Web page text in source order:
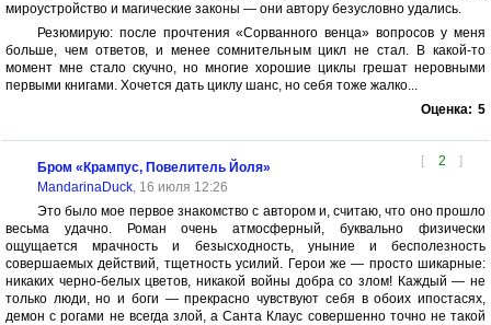
мироустройство и магические законы — они автору безусловно удались.
Резюмирую: после прочтения «Сорванного венца» вопросов у меня
больше, чем ответов, и менее сомнительным цикл не стал. В какой-то
момент мне стало скучно, но многие хорошие циклы грешат неровными
первыми книгами. Хочется дать циклу шанс, но себя тоже жалко...
Оценка: 5
[ 2 ]
Бром «Крампус, Повелитель Йоля»
MandarinaDuck, 16 июля 12:26
Это было мое первое знакомство с автором и, считаю, что оно прошло
весьма удачно. Роман очень атмосферный, буквально физически
ощущается мрачность и безысходность, уныние и бесполезность
совершаемых действий, тщетность усилий. Герои же — просто шикарные:
никаких черно-белых цветов, никакой войны добра со злом! Каждый — не
только люди, но и боги — прекрасно чувствуют себя в обоих ипостасях,
демон с рогами не всегда злой, а Санта Клаус совершенно точно не такой